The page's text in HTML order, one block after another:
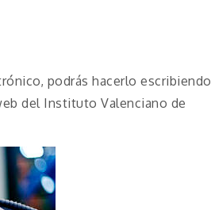
podrás hacerlo escribiendo
del Instituto Valenciano de